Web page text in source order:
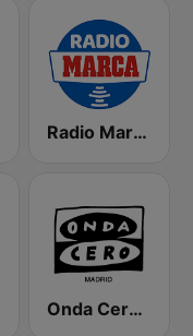
Radio Marca Nacional
Onda Cero Madrid